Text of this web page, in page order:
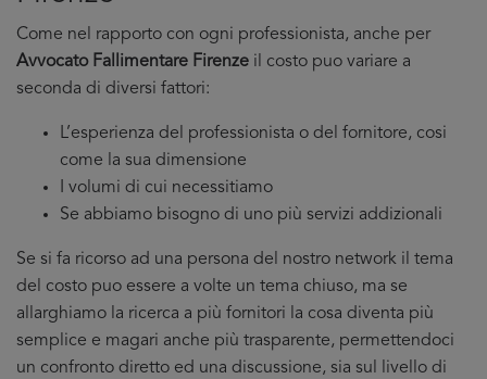
Come nel rapporto con ogni professionista, anche per
Avvocato Fallimentare Firenze il costo puo variare a
seconda di diversi fattori:
L’esperienza del professionista o del fornitore, cosi
come la sua dimensione
I volumi di cui necessitiamo
Se abbiamo bisogno di uno più servizi addizionali
Se si fa ricorso ad una persona del nostro network il tema
del costo puo essere a volte un tema chiuso, ma se
allarghiamo la ricerca a più fornitori la cosa diventa più
semplice e magari anche più trasparente, permettendoci
un confronto diretto ed una discussione, sia sul livello di